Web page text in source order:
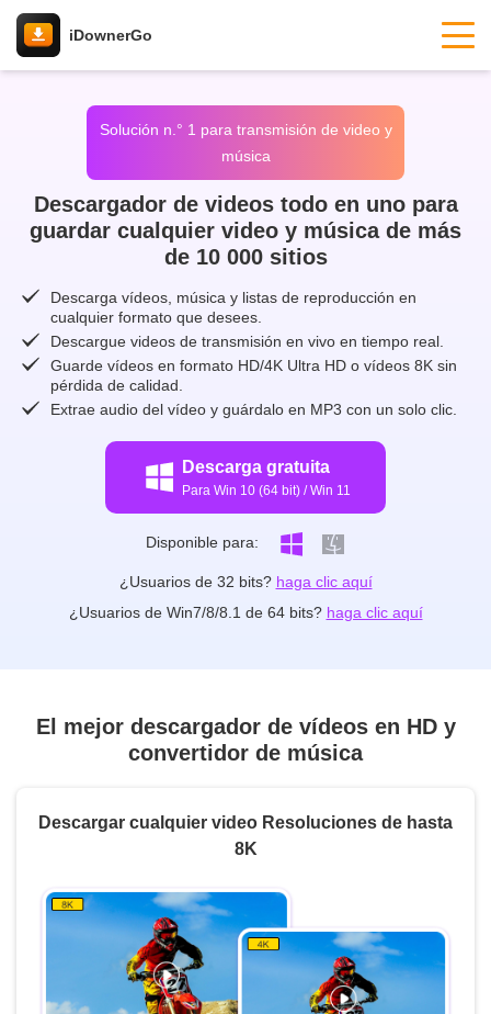
iDownerGo
Solución n.° 1 para transmisión de video y
música
Descargador de videos todo en uno para
guardar cualquier video y música de más
de 10 000 sitios
Descarga vídeos, música y listas de reproducción en
cualquier formato que desees.
Descargue videos de transmisión en vivo en tiempo real.
Guarde vídeos en formato HD/4K Ultra HD o vídeos 8K sin
pérdida de calidad.
Extrae audio del vídeo y guárdalo en MP3 con un solo clic.
Descarga gratuita
Para Win 10 (64 bit) / Win 11
Disponible para:
¿Usuarios de 32 bits? haga clic aquí
¿Usuarios de Win7/8/8.1 de 64 bits? haga clic aquí
El mejor descargador de vídeos en HD y
convertidor de música
Descargar cualquier video Resoluciones de hasta
8K